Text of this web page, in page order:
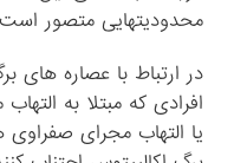
محدودیتهایی متصور
در ارتباط با عصاره های
افرادی که مبتلا به
یا التهاب مجرای